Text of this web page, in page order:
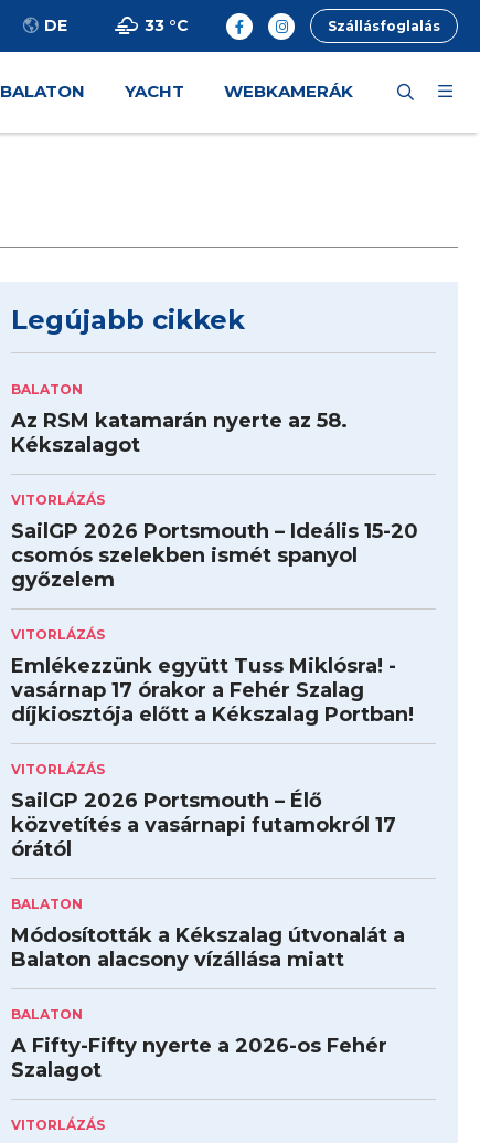
DE 33 °C Szállásfoglalás
BALATON YACHT WEBKAMERÁK
Legújabb cikkek
BALATON
Az RSM katamarán nyerte az 58.
Kékszalagot
VITORLÁZÁS
SailGP 2026 Portsmouth – Ideális 15-20
csomós szelekben ismét spanyol
győzelem
VITORLÁZÁS
Emlékezzünk együtt Tuss Miklósra! -
vasárnap 17 órakor a Fehér Szalag
díjkiosztója előtt a Kékszalag Portban!
VITORLÁZÁS
SailGP 2026 Portsmouth – Élő
közvetítés a vasárnapi futamokról 17
órától
BALATON
Módosították a Kékszalag útvonalát a
Balaton alacsony vízállása miatt
BALATON
A Fifty-Fifty nyerte a 2026-os Fehér
Szalagot
VITORLÁZÁS